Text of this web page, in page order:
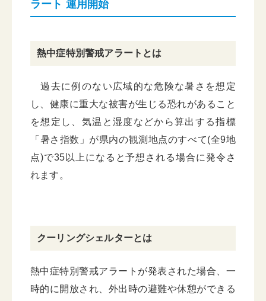
ラート 運用開始
熱中症特別警戒アラートとは
過去に例のない広域的な危険な暑さを想定
し、健康に重大な被害が生じる恐れがあること
を想定し、気温と湿度などから算出する指標
「暑さ指数」が県内の観測地点のすべて(全9地
点)で35以上になると予想される場合に発令さ
れます。
クーリングシェルターとは
熱中症特別警戒アラートが発表された場合、一
時的に開放され、外出時の避難や休憩ができる